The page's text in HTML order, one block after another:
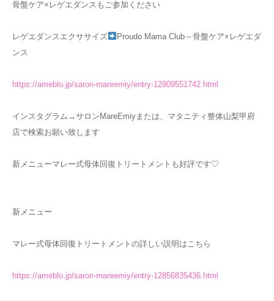
骨盤ケア×レゲエダンスもご参加ください
レゲエダンスエクササイズ
Proudo Mama Club～骨盤ケア×レゲエダ
ンス
https://ameblo.jp/saron-mareemiy/entry-12909551742.html
インスタグラム→サロンMareEmiyまたは、マタニティ整体山梨甲府
店で検索お願い致します
新メニューマレー式母体回復トリートメントも好評です♡
新メニュー
マレー式母体回復トリートメントの詳しい説明はこちら
https://ameblo.jp/saron-mareemiy/entry-12856835436.html